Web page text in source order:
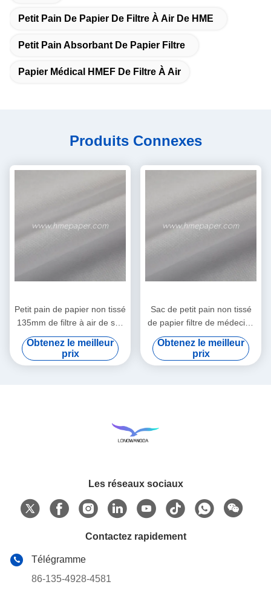
Petit Pain De Papier De Filtre À Air De HME
Petit Pain Absorbant De Papier Filtre
Papier Médical HMEF De Filtre À Air
Produits Connexes
Petit pain de papier non tissé
135mm de filtre à air de sac
de décoction de sachet à thé
Obtenez le meilleur
prix
Sac de petit pain non tissé
de papier filtre de médecine
chinoise de bain de pieds
135mm
Obtenez le meilleur
prix
Les réseaux sociaux
Contactez rapidement
Télégramme
86-135-4928-4581